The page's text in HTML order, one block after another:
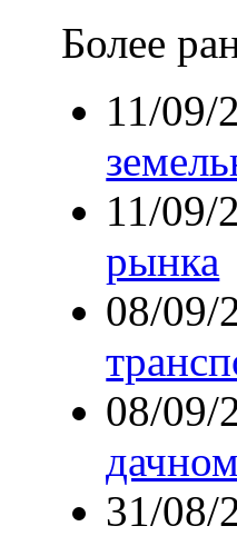
Более
11/09/
11/09/
рынка
08/09/
08/09/
31/08/